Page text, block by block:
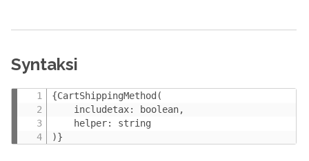
Syntaksi
{CartShippingMethod(
    includetax: boolean,
    helper: string
)}